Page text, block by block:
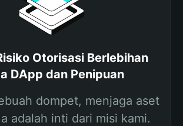
Otorisasi Berlebihan
DApp dan Penipuan
dompet, menjaga aset
adalah inti dari misi kami.